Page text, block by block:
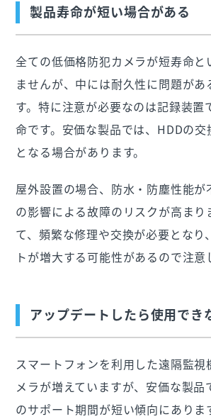
製品寿命が短い場合がある
全ての低価格防犯カメラが短寿命と
ませんが、中には耐久性に問題があ
す。特に注意が必要なのは記録装置
命です。安価な製品では、HDDの
となる場合があります。
屋外設置の場合、防水・防塵性能が
の影響による故障のリスクが高まり
て、頻繁な修理や交換が必要となり
トが増大する可能性があるので注意
アップデートしたら使用でき
スマートフォンを利用した遠隔監視
メラが増えていますが、安価な製品
のサポート期間が短い傾向にありま